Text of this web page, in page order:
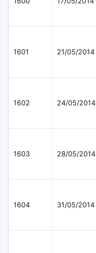
1601 21/05/2014
1602 24/05/2014
1603 28/05/2014
1604 31/05/2014